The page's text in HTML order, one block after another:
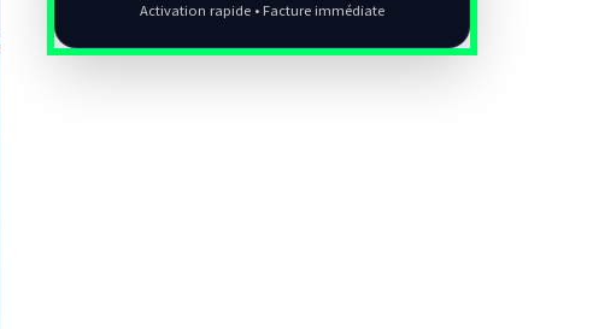
Activation rapide • Facture immédiate